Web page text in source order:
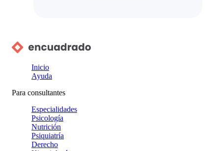
Inicio
Ayuda
Para consultantes
Especialidades
Psicología
Nutrición
Psiquiatría
Derecho